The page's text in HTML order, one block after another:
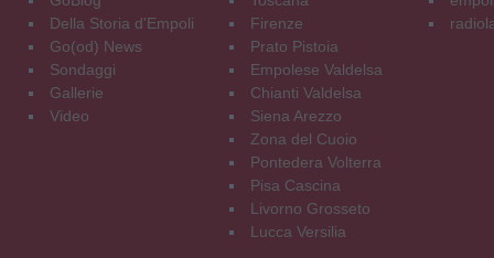
Della Storia d'Empoli
Go(od) News
Sondaggi
Gallerie
Video
Firenze
Prato Pistoia
Empolese Valdelsa
Chianti Valdelsa
Siena Arezzo
Zona del Cuoio
Pontedera Volterra
Pisa Cascina
Livorno Grosseto
Lucca Versilia